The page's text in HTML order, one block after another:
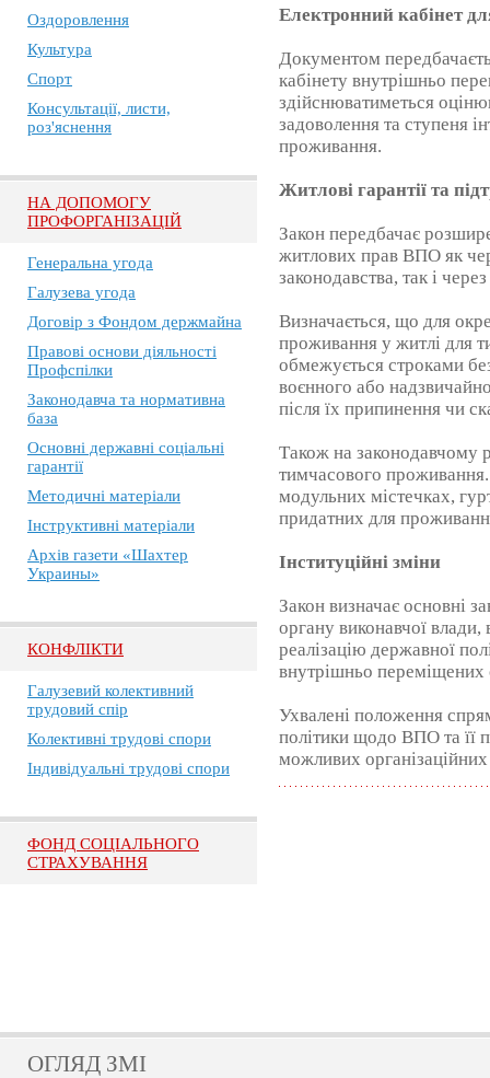
Оздоровлення
Культура
Спорт
Консультації, листи,
роз'яснення
НА ДОПОМОГУ
ПРОФОРГАНІЗАЦІЙ
Генеральна угода
Галузева угода
Договір з Фондом держмайна
Правові основи діяльності
Профспілки
Законодавча та нормативна
база
Основні державні соціальні
гарантії
Методичні матеріали
Інструктивні матеріали
Архів газети «Шахтер
Украины»
КОНФЛІКТИ
Галузевий колективний
трудовий спір
Колективні трудові спори
Індивідуальні трудові спори
ФОНД СОЦІАЛЬНОГО
СТРАХУВАННЯ
Електронний кабінет
Документом
кабінету внутрішньо
здійснюватиметься
задоволення та ступеня
проживання.
Житлові гарантії та
Закон передбачає
житлових прав ВПО як
законодавства, так і
Визначається, що для
проживання у житлі для
обмежується строками
воєнного або
після їх припинення чи
Також на законодавчому
тимчасового
модульних містечках,
придатних для
Інституційні зміни
Закон визначає основні
органу виконавчої
реалізацію державної
внутрішньо переміщених
Ухвалені положення
політики щодо ВПО та її
можливих
ОГЛЯД ЗМІ